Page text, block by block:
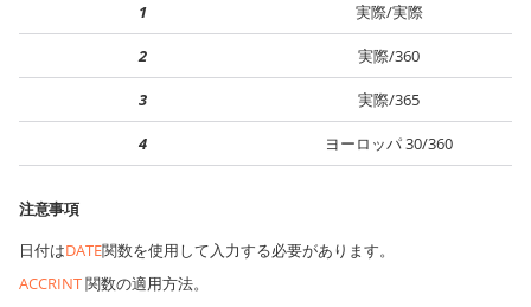
1 実際/実際
2 実際/360
3 実際/365
4 ヨーロッパ 30/360
注意事項
日付はDATE関数を使用して入力する必要があります。
ACCRINT関数の適用方法。